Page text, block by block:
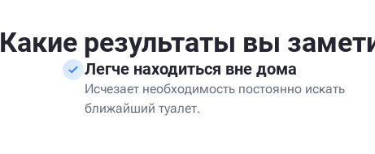
Какие результаты вы
Легче находиться вне дома
Исчезает необходимость постоянно искать
ближайший туалет.